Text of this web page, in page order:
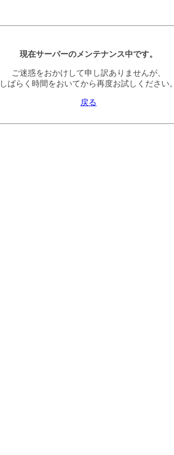
現在サーバーのメンテナンス中です。
ご迷惑をおかけして申し訳ありませんが、
しばらく時間をおいてから再度お試しください。
戻る